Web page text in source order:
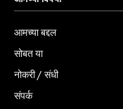
आमच्या बद्दल
सोबत या
नोकरी / संधी
संपर्क